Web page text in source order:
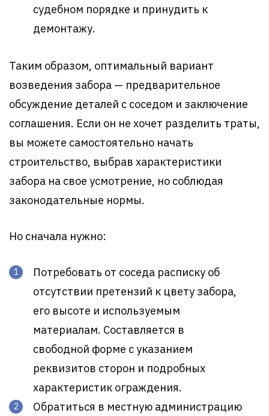
судебном порядке и принудить к
демонтажу.
Таким образом, оптимальный вариант
возведения забора — предварительное
обсуждение деталей с соседом и заключение
соглашения. Если он не хочет разделить траты,
вы можете самостоятельно начать
строительство, выбрав характеристики
забора на свое усмотрение, но соблюдая
законодательные нормы.
Но сначала нужно:
Потребовать от соседа расписку об
отсутствии претензий к цвету забора,
его высоте и используемым
материалам. Составляется в
свободной форме с указанием
реквизитов сторон и подробных
характеристик ограждения.
Обратиться в местную администрацию